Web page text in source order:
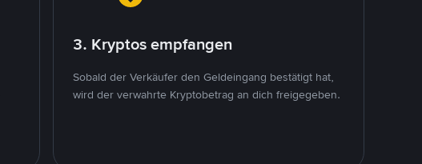
3. Kryptos empfangen
Sobald der Verkäufer den Geldeingang bestätigt hat,
wird der verwahrte Kryptobetrag an dich freigegeben.